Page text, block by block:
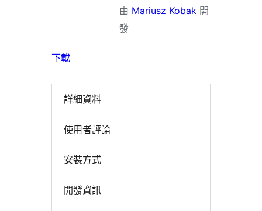
由 Mariusz Kobak 開
發
下載
詳細資料
使用者評論
安裝方式
開發資訊